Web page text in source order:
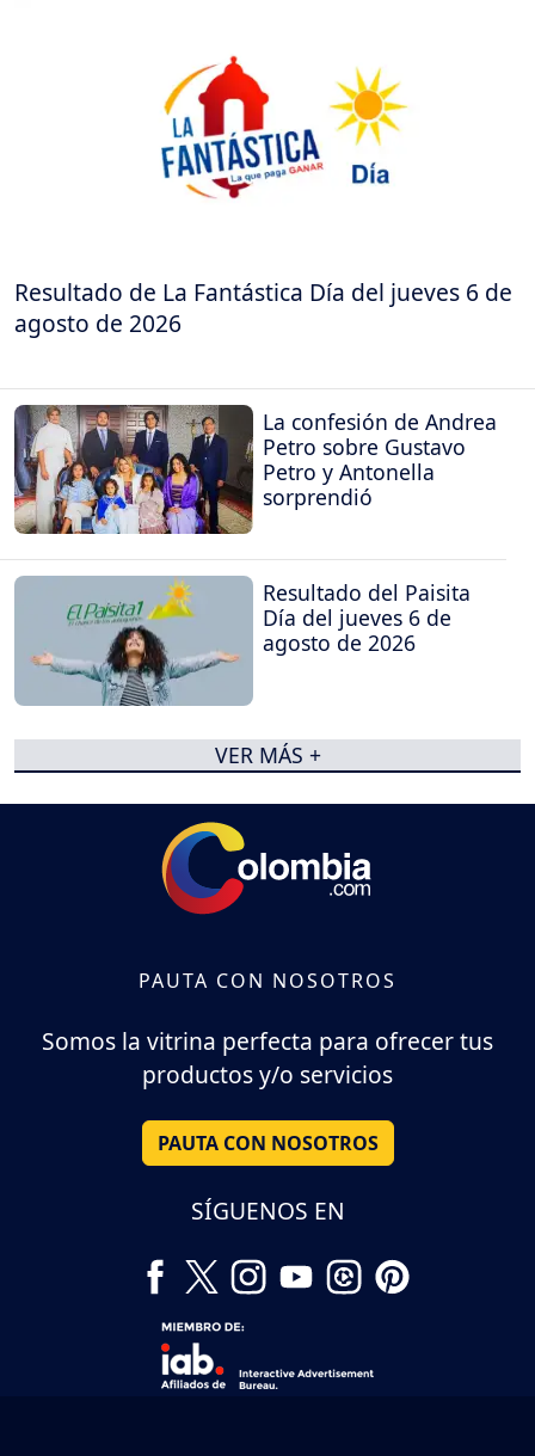
Resultado de La Fantástica Día del jueves 6 de
agosto de 2026
La confesión de Andrea
Petro sobre Gustavo
Petro y Antonella
sorprendió
Resultado del Paisita
Día del jueves 6 de
agosto de 2026
VER MÁS +
PAUTA CON NOSOTROS
Somos la vitrina perfecta para ofrecer tus
productos y/o servicios
PAUTA CON NOSOTROS
SÍGUENOS EN